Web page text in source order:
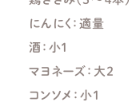
にんにく：適量
酒：小１
マヨネーズ：大２
コンソメ：小１